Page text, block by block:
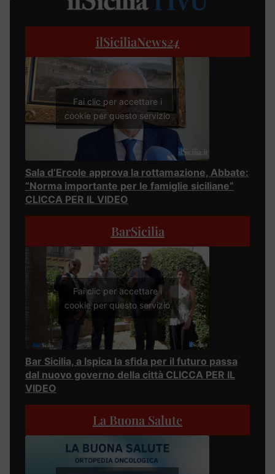
ilSiciliaNews24
Fai clic per accettare i
cookie per questo servizio
Sala d’Ercole approva la rottamazione, Abbate:
“Norma importante per le famiglie siciliane”
CLICCA PER IL VIDEO
BarSicilia
Fai clic per accettare i
cookie per questo servizio
Bar Sicilia, a Ispica la sfida per il futuro passa
dal nuovo governo della città CLICCA PER IL
VIDEO
La Buona Salute